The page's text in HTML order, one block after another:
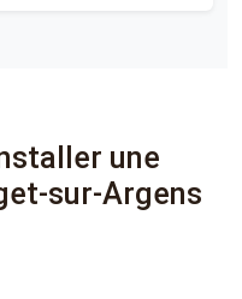
une
sur-Argens